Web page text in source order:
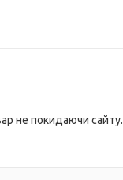
не покидаючи сайту.